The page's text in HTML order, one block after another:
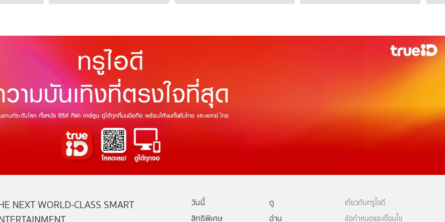
NEXT WORLD-CLASS SMART
วันนี้
ดู
สิทธิพิเศษ
อ่าน
เกี่ยวกับทรูไอดี
ข้อกำหนดและเงื่อนไข